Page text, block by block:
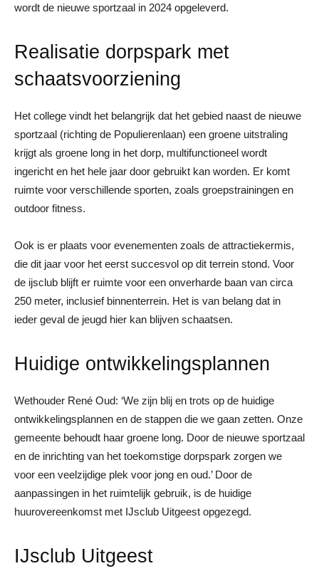
wordt de nieuwe sportzaal in 2024 opgeleverd.
Realisatie dorpspark met
schaatsvoorziening
Het college vindt het belangrijk dat het gebied naast de nieuwe
sportzaal (richting de Populierenlaan) een groene uitstraling
krijgt als groene long in het dorp, multifunctioneel wordt
ingericht en het hele jaar door gebruikt kan worden. Er komt
ruimte voor verschillende sporten, zoals groepstrainingen en
outdoor fitness.
Ook is er plaats voor evenementen zoals de attractiekermis,
die dit jaar voor het eerst succesvol op dit terrein stond. Voor
de ijsclub blijft er ruimte voor een onverharde baan van circa
250 meter, inclusief binnenterrein. Het is van belang dat in
ieder geval de jeugd hier kan blijven schaatsen.
Huidige ontwikkelingsplannen
Wethouder René Oud: ‘We zijn blij en trots op de huidige
ontwikkelingsplannen en de stappen die we gaan zetten. Onze
gemeente behoudt haar groene long. Door de nieuwe sportzaal
en de inrichting van het toekomstige dorpspark zorgen we
voor een veelzijdige plek voor jong en oud.’ Door de
aanpassingen in het ruimtelijk gebruik, is de huidige
huurovereenkomst met IJsclub Uitgeest opgezegd.
IJsclub Uitgeest